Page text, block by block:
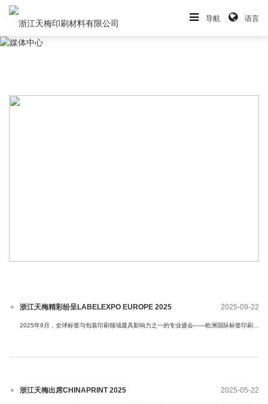
导航 语言
浙江天梅精彩纷呈LABELEXPO EUROPE 2025 2025-09-22
浙江天梅出席CHINAPRINT 2025 2025-05-22